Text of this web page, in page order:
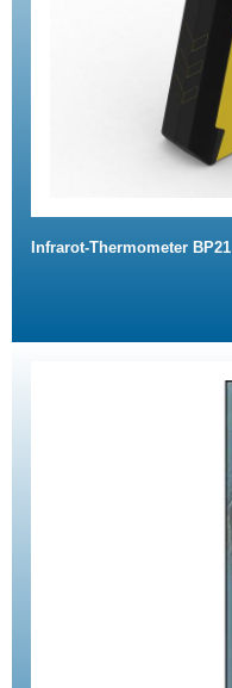
Infrarot-Thermometer BP21